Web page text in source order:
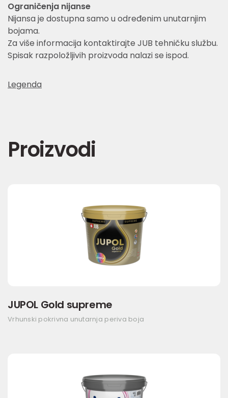
Ograničenja nijanse
Nijansa je dostupna samo u određenim unutarnjim
bojama.
Za više informacija kontaktirajte JUB tehničku službu.
Spisak razpoložljivih proizvoda nalazi se ispod.
Legenda
Proizvodi
JUPOL Gold supreme
Vrhunski pokrivna unutarnja periva boja